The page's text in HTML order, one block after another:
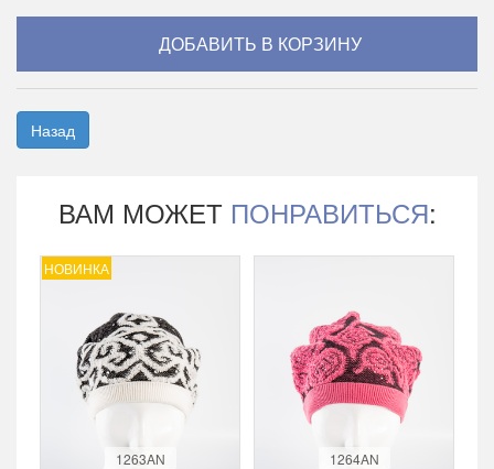
Назад
ВАМ МОЖЕТ ПОНРАВИТЬСЯ:
НОВИНКА
1263AN 1264AN